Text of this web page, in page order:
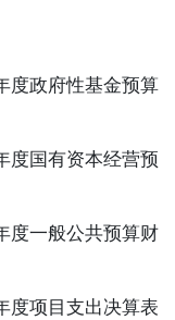
度政府性基金预算
度国有资本经营预
度一般公共预算财
度项目支出决算表